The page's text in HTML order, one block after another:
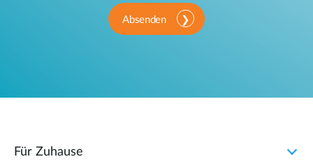
Absenden
Für Zuhause